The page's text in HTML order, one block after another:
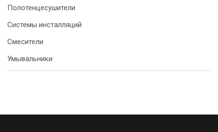
Полотенцесушители
Системы инсталляций
Смесители
Умывальники